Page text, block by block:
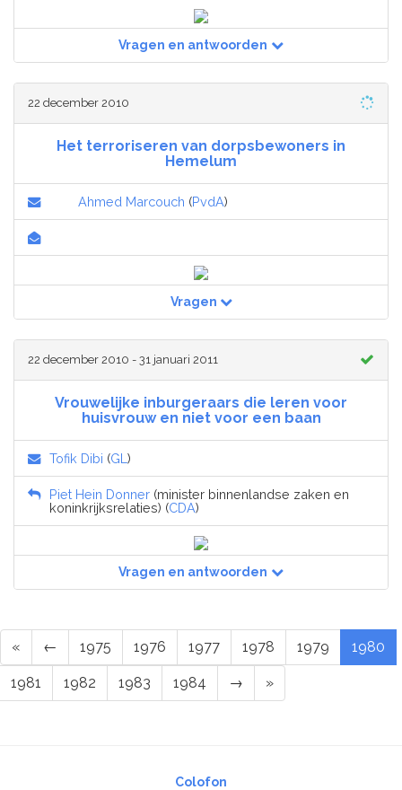
Vragen en antwoorden
22 december 2010
Het terroriseren van dorpsbewoners in
Hemelum
Ahmed Marcouch (PvdA)
Vragen
22 december 2010 - 31 januari 2011
Vrouwelijke inburgeraars die leren voor
huisvrouw en niet voor een baan
Tofik Dibi (GL )
Piet Hein Donner (minister binnenlandse zaken en
koninkrijksrelaties) (CDA)
Vragen en antwoorden
« ← 1975 1976 1977 1978 1979 1980
1981 1982 1983 1984 → »
Colofon